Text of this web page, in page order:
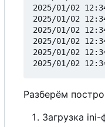
2025/01/02
2025/01/02
2025/01/02
2025/01/02
2025/01/02
Разберём
Загрузка ini-